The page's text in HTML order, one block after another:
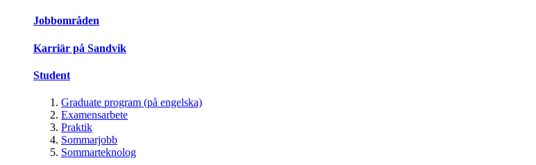
Jobbområden
Karriär på Sandvik
Student
Graduate program (på engelska)
Examensarbete
Praktik
Sommarjobb
Sommarteknolog